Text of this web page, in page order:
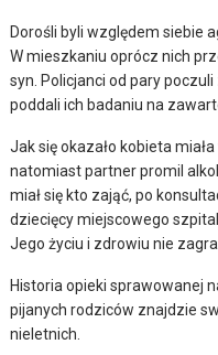
Dorośli byli względem siebie
W mieszkaniu oprócz nich
syn. Policjanci od pary
poddali ich badaniu na
Jak się okazało kobieta
natomiast partner promil
miał się kto zająć, po
dziecięcy miejscowego
Jego życiu i zdrowiu nie
Historia opieki sprawowanej
pijanych rodziców znajdzie
nieletnich.